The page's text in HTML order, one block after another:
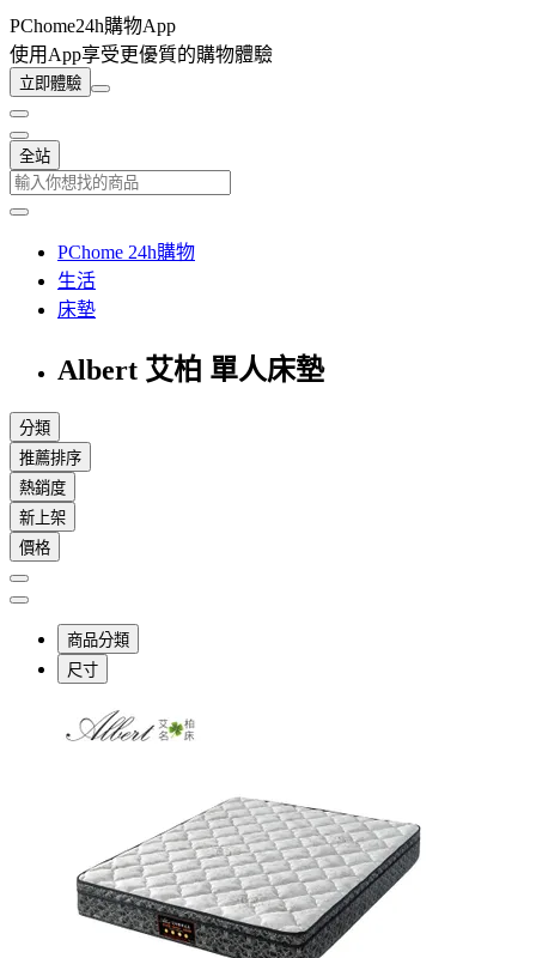
PChome24h購物App
使用App享受更優質的購物體驗
立即體驗
全站
PChome 24h購物
生活
床墊
Albert 艾柏 單人床墊
分類
推薦排序
熱銷度
新上架
價格
商品分類
尺寸